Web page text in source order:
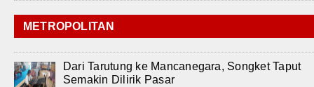
METROPOLITAN
Dari Tarutung ke Mancanegara, Songket Taput
Semakin Dilirik Pasar